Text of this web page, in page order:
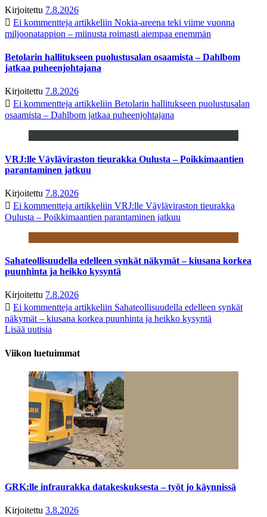
Kirjoitettu 7.8.2026
Ei kommentteja artikkeliin Nokia-areena teki viime vuonna
miljoonatappion – miinusta roimasti aiempaa enemmän
Betolarin hallitukseen puolustusalan osaamista – Dahlbom
jatkaa puheenjohtajana
Kirjoitettu 7.8.2026
Ei kommentteja artikkeliin Betolarin hallitukseen puolustusalan
osaamista – Dahlbom jatkaa puheenjohtajana
VRJ:lle Väyläviraston tieurakka Oulusta – Poikkimaantien
parantaminen jatkuu
Kirjoitettu 7.8.2026
Ei kommentteja artikkeliin VRJ:lle Väyläviraston tieurakka
Oulusta – Poikkimaantien parantaminen jatkuu
Sahateollisuudella edelleen synkät näkymät – kiusana korkea
puunhinta ja heikko kysyntä
Kirjoitettu 7.8.2026
Ei kommentteja artikkeliin Sahateollisuudella edelleen synkät
näkymät – kiusana korkea puunhinta ja heikko kysyntä
Lisää uutisia
Viikon luetuimmat
GRK:lle infraurakka datakeskuksesta – työt jo käynnissä
Kirjoitettu 3.8.2026